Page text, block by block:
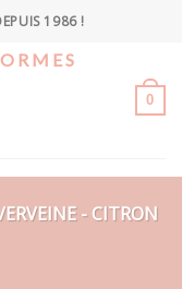
1986 !
0
- CITRON